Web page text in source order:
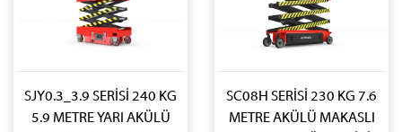
SJY0.3_3.9 SERİSİ 240 KG
5.9 METRE YARI AKÜLÜ
SC08H SERİSİ 230 KG 7.6
METRE AKÜLÜ MAKASLI